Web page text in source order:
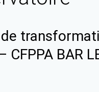
CFPPA BAR